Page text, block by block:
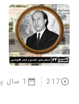
217 1 سال پیش